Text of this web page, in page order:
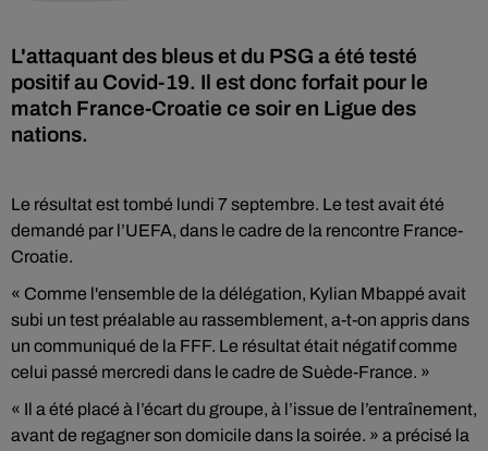
L'attaquant des bleus et du PSG a été testé
positif au Covid-19. Il est donc forfait pour le
match France-Croatie ce soir en Ligue des
nations.
Le résultat est tombé lundi 7 septembre. Le test avait été
demandé par l’UEFA, dans le cadre de la rencontre France-
Croatie.
« Comme l'ensemble de la délégation, Kylian Mbappé avait
subi un test préalable au rassemblement, a-t-on appris dans
un communiqué de la FFF. Le résultat était négatif comme
celui passé mercredi dans le cadre de Suède-France. »
« Il a été placé à l’écart du groupe, à l’issue de l’entraînement,
avant de regagner son domicile dans la soirée. » a précisé la